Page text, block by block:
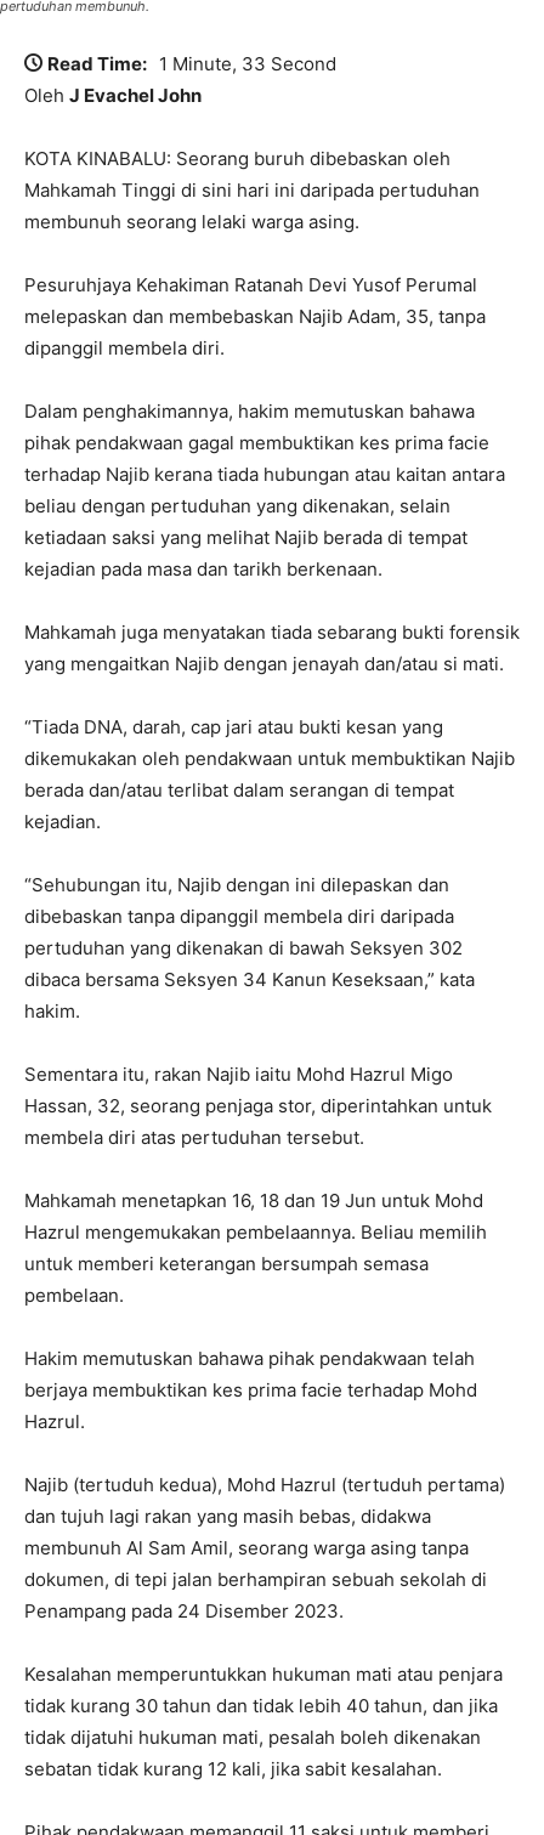
pertuduhan membunuh.
Read Time: 1 Minute, 33 Second
Oleh J Evachel John
KOTA KINABALU: Seorang buruh dibebaskan oleh
Mahkamah Tinggi di sini hari ini daripada pertuduhan
membunuh seorang lelaki warga asing.
Pesuruhjaya Kehakiman Ratanah Devi Yusof Perumal
melepaskan dan membebaskan Najib Adam, 35, tanpa
dipanggil membela diri.
Dalam penghakimannya, hakim memutuskan bahawa
pihak pendakwaan gagal membuktikan kes prima facie
terhadap Najib kerana tiada hubungan atau kaitan antara
beliau dengan pertuduhan yang dikenakan, selain
ketiadaan saksi yang melihat Najib berada di tempat
kejadian pada masa dan tarikh berkenaan.
Mahkamah juga menyatakan tiada sebarang bukti forensik
yang mengaitkan Najib dengan jenayah dan/atau si mati.
“Tiada DNA, darah, cap jari atau bukti kesan yang
dikemukakan oleh pendakwaan untuk membuktikan Najib
berada dan/atau terlibat dalam serangan di tempat
kejadian.
“Sehubungan itu, Najib dengan ini dilepaskan dan
dibebaskan tanpa dipanggil membela diri daripada
pertuduhan yang dikenakan di bawah Seksyen 302
dibaca bersama Seksyen 34 Kanun Keseksaan,” kata
hakim.
Sementara itu, rakan Najib iaitu Mohd Hazrul Migo
Hassan, 32, seorang penjaga stor, diperintahkan untuk
membela diri atas pertuduhan tersebut.
Mahkamah menetapkan 16, 18 dan 19 Jun untuk Mohd
Hazrul mengemukakan pembelaannya. Beliau memilih
untuk memberi keterangan bersumpah semasa
pembelaan.
Hakim memutuskan bahawa pihak pendakwaan telah
berjaya membuktikan kes prima facie terhadap Mohd
Hazrul.
Najib (tertuduh kedua), Mohd Hazrul (tertuduh pertama)
dan tujuh lagi rakan yang masih bebas, didakwa
membunuh Al Sam Amil, seorang warga asing tanpa
dokumen, di tepi jalan berhampiran sebuah sekolah di
Penampang pada 24 Disember 2023.
Kesalahan memperuntukkan hukuman mati atau penjara
tidak kurang 30 tahun dan tidak lebih 40 tahun, dan jika
tidak dijatuhi hukuman mati, pesalah boleh dikenakan
sebatan tidak kurang 12 kali, jika sabit kesalahan.